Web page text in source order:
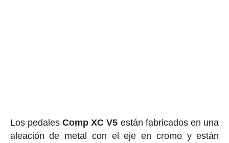
Los pedalesComp XC V5 están fabricados en una
aleación de metal con el eje en cromo y están